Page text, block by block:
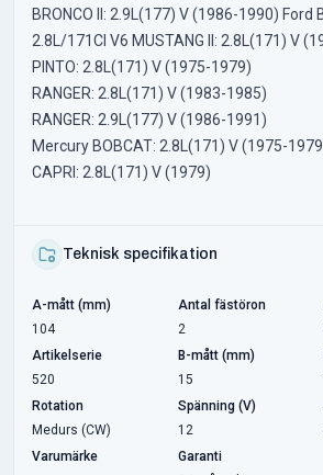
BRONCO II: 2.9L(177) V (1986-1990) Ford
2.8L/171CI V6 MUSTANG II: 2.8L(171) V
PINTO: 2.8L(171) V (1975-1979)
RANGER: 2.8L(171) V (1983-1985)
RANGER: 2.9L(177) V (1986-1991)
Mercury BOBCAT: 2.8L(171) V (1975-
CAPRI: 2.8L(171) V (1979)
Teknisk specifikation
A-mått (mm)
104
Antal fästöron
2
Artikelserie
520
B-mått (mm)
15
Rotation
Medurs (CW)
Spänning (V)
12
Varumärke
Garanti